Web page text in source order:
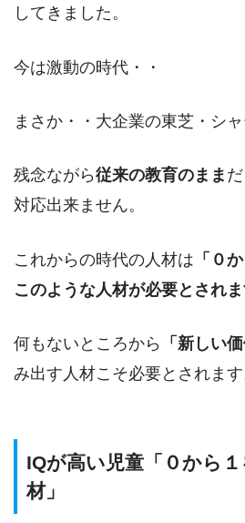
してきました。
今は激動の時代・・
まさか・・大企業の東芝・シャ
残念ながら従来の教育のまま
対応出来ません。
これからの時代の人材は 「０
このような人材が必要とされま
何もないところから 「新しい
み出す人材こそ必要とされます
IQが高い児童「０から
材」